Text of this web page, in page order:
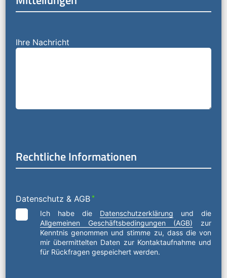
Ihre Nachricht
Rechtliche Informationen
Datenschutz & AGB *
Ich habe die Datenschutzerklärung und die
Allgemeinen Geschäftsbedingungen (AGB) zur
Kenntnis genommen und stimme zu, dass die von
mir übermittelten Daten zur Kontaktaufnahme und
für Rückfragen gespeichert werden.